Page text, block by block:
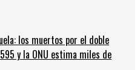
los muertos por el doble
y la ONU estima miles de